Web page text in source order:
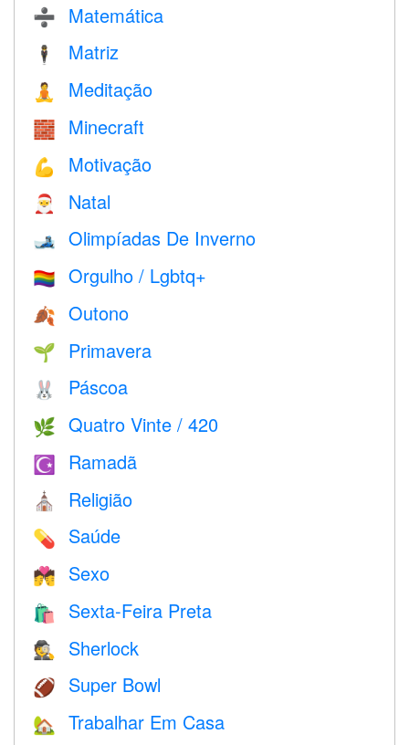
➗ Matemática
🕴️ Matriz
🧘 Meditação
🧱 Minecraft
💪 Motivação
🎅 Natal
🎿 Olimpíadas De Inverno
🏳️‍🌈 Orgulho / Lgbtq+
🍂 Outono
🌱 Primavera
🐰 Páscoa
🌿 Quatro Vinte / 420
☪️ Ramadã
⛪️ Religião
💊 Saúde
💏 Sexo
🛍 Sexta-Feira Preta
🕵️ Sherlock
🏈 Super Bowl
🏡 Trabalhar Em Casa